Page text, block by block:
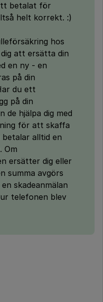
betalat för
helt korrekt. :)
hos
att ersätta din
en ny - en
på din
du ett
på din
de hjälpa dig med
för att skaffa
alltid en
Om
ersätter dig eller
summa avgörs
skadeanmälan
telefonen blev